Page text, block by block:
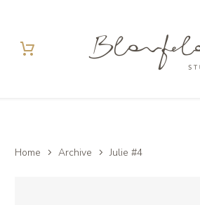
Home Archive Julie #4